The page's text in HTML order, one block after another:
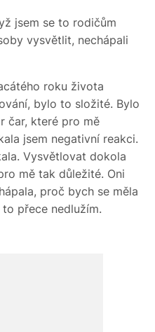
jsem se to rodičům
vysvětlit, nechápali
roku života
bylo to složité. Bylo
čar, které pro mě
jsem negativní reakci.
Vysvětlovat dokola
mě tak důležité. Oni
proč bych se měla
přece nedlužím.